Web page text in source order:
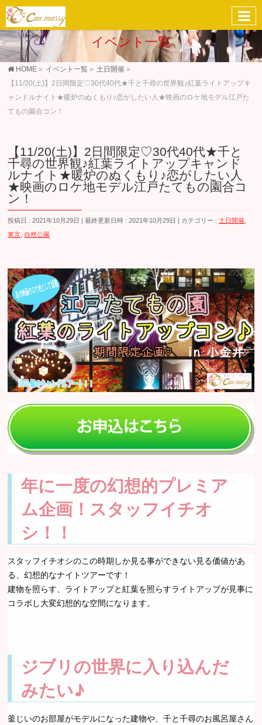
イベント一覧
HOME » イベント一覧 » 土日開催 »
【11/20(土)】2日間限定♡30代40代★千と千尋の世界観♪紅葉ライトアップキ
ャンドルナイト★暖炉のぬくもり♪恋がしたい人★映画のロケ地モデル江戸た
てもの園合コン！
【11/20(土)】2日間限定♡30代40代★千と
千尋の世界観♪紅葉ライトアップキャンド
ルナイト★暖炉のぬくもり♪恋がしたい人
★映画のロケ地モデル江戸たてもの園合コ
ン！
投稿日 : 2021年10月29日 最終更新日時 : 2021年10月29日 カテゴリー : 土日開催
東京 自然公園
年に一度の幻想的プレミア
ム企画！スタッフイチオ
シ！！
スタッフイチオシのこの時期しか見る事ができない見る価値があ
る、幻想的なナイトツアーです！
建物を照らす、ライトアップと紅葉を照らすライトアップが見事に
コラボし大変幻想的な空間になります。
ジブリの世界に入り込んだ
みたい♪
釜じいのお部屋がモデルになった建物や、千と千尋のお風呂屋さん